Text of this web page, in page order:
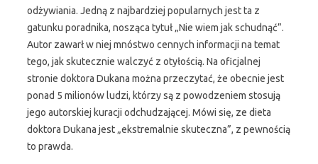
odżywiania. Jedną z najbardziej popularnych jest ta z
gatunku poradnika, nosząca tytuł „Nie wiem jak schudnąć”.
Autor zawarł w niej mnóstwo cennych informacji na temat
tego, jak skutecznie walczyć z otyłością. Na oficjalnej
stronie doktora Dukana można przeczytać, że obecnie jest
ponad 5 milionów ludzi, którzy są z powodzeniem stosują
jego autorskiej kuracji odchudzającej. Mówi się, ze dieta
doktora Dukana jest „ekstremalnie skuteczna”, z pewnością
to prawda.